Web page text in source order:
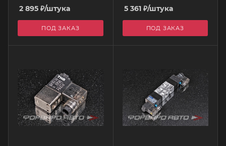
2 895 ₽/штука
ПОД ЗАКАЗ
5 361₽/штука
ПОД ЗАКАЗ